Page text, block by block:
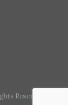
Reserved.